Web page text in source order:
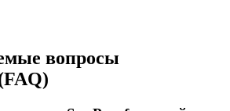
вопросы